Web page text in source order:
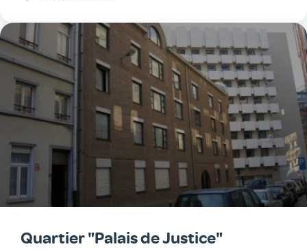
Quartier "Palais de Justice"